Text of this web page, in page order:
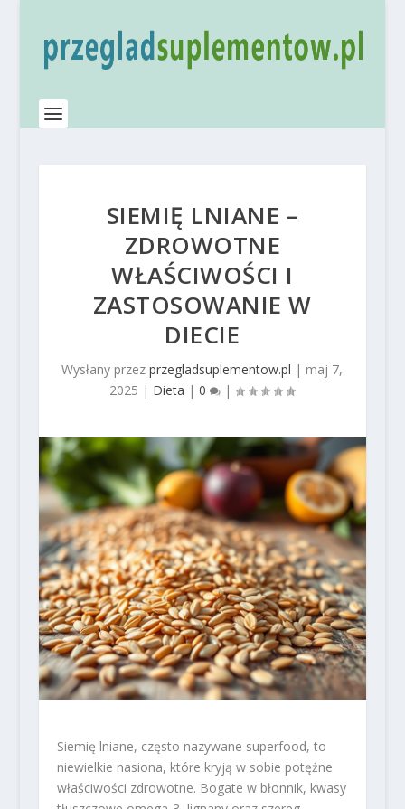
SIEMIĘ LNIANE –
ZDROWOTNE
WŁAŚCIWOŚCI I
ZASTOSOWANIE W
DIECIE
Wysłany przezprzegladsuplementow.pl | maj 7,
2025 | Dieta |0 |
Siemię lniane, często nazywane superfood, to
niewielkie nasiona, które kryją w sobie potężne
właściwości zdrowotne. Bogate w błonnik, kwasy